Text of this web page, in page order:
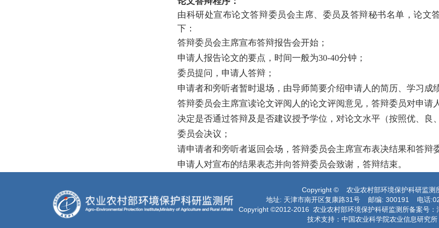
由科研处宣布论文答辩委员会主席、委员及答辩秘书名单，论文
下：
答辩委员会主席宣布答辩报告会开始；
申请人报告论文的要点，时间一般为30-40分钟；
委员提问，申请人答辩；
申请者和旁听者暂时退场，由导师简要介绍申请人的简历、学习成
答辩委员会主席宣读论文评阅人的论文评阅意见，答辩委员对申请
决定是否通过答辩及是否建议授予学位，对论文水平（按照优、
委员会决议；
请申请者和旁听者返回会场，答辩委员会主席宣布表决结果和答辩
申请人对宣布的结果表态并向答辩委员会致谢，答辩结束。
Copyright © 农业农村部环境保护科研监测
地址: 天津市南开区复康路31号 邮编: 300191 电话
Copyright ©2012-2016 农业农村部环境保护科研监测所备案号：
技术支持：中国农业科学院农业信息研究所